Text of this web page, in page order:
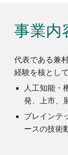
事業内
代表である兼
経験を核とし
人工知能・
発、上市、
ブレインテ
ースの技術